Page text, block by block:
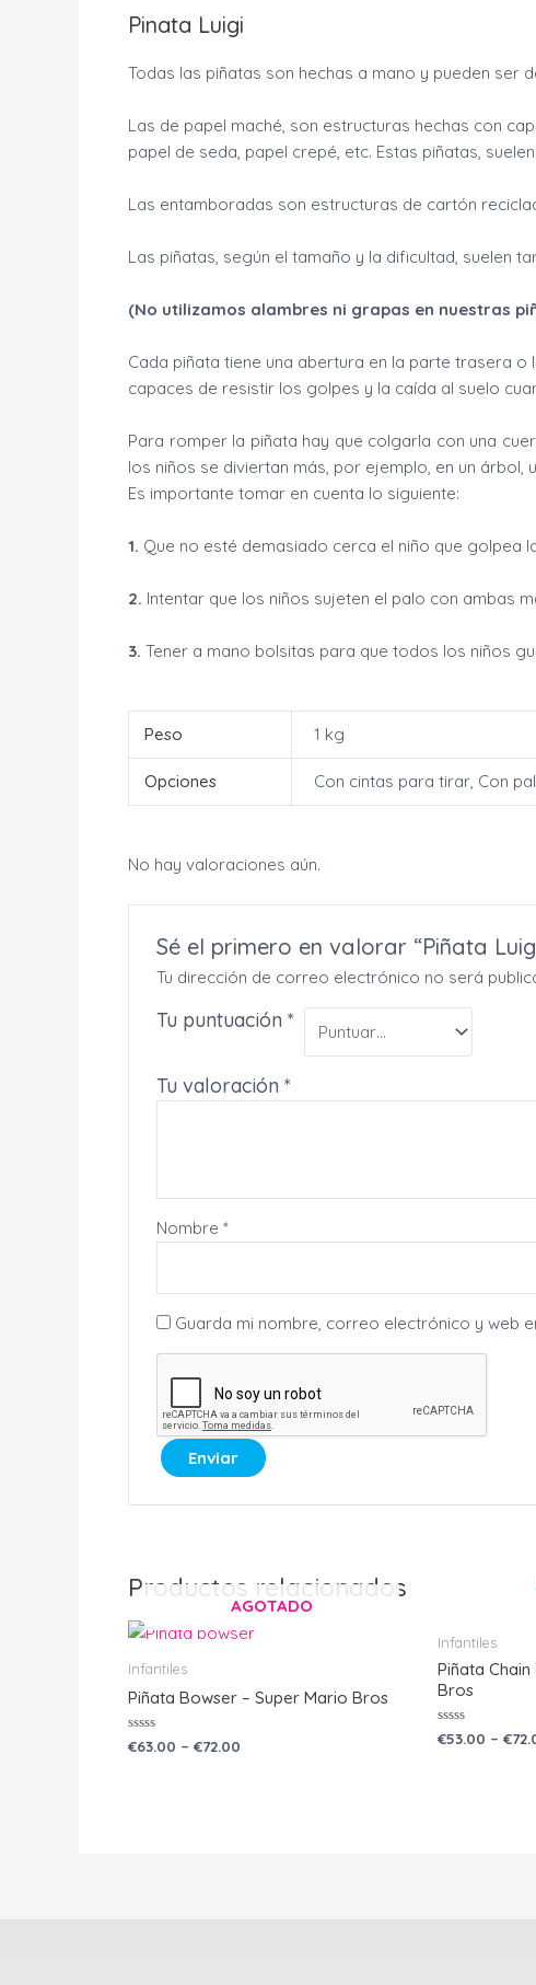
Pinata Luigi
Todas las piñatas son hechas a mano y pueden ser
Las de papel maché, son estructuras hechas con
papel de seda, papel crepé, etc. Estas piñatas,
Las entamboradas son estructuras de cartón
Las piñatas, según el tamaño y la dificultad, suelen
(No utilizamos alambres ni grapas en nuestras
Cada piñata tiene una abertura en la parte trasera
capaces de resistir los golpes y la caída al suelo
Para romper la piñata hay que colgarla con una
los niños se diviertan más, por ejemplo, en un árbol,
Es importante tomar en cuenta lo siguiente:
1. Que no esté demasiado cerca el niño que golpea
2. Intentar que los niños sujeten el palo con ambas
3. Tener a mano bolsitas para que todos los niños
Peso 1 kg
Opciones Con cintas para tirar, Con
No hay valoraciones aún.
Sé el primero en valorar “Piñata
Tu dirección de correo electrónico no será
Tu puntuación*
Tu valoración*
Nombre*
Guarda mi nombre, correo electrónico y web
Productos relacionados
AGOTADO
Infantiles
Piñata Bowser – Super Mario Bros
Valorado
con
€63.00 – €72.00
Infantiles
Piñata
Bros
Valorado
con
€53.00 – €